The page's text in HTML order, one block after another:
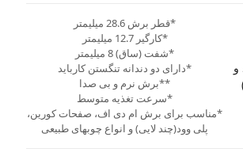
و
*قطر برش 28.6 میلیمتر
*کارگیر 12.7 میلیمتر
*شفت (ساق) 8 میلیمتر
*دارای دو دندانه تنگستن کارباید
**برش نرم و بی صدا
*سرعت تغذیه متوسط
*مناسب برای برش ام دی اف، صفحات کورین،
پلی وود(چند لایی) و انواع چوبهای طبیعی